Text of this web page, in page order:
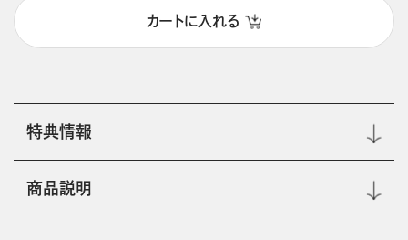
カートに入れる
特典情報
商品説明